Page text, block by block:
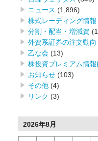
ニュース (1,896)
株式レーティング情報
分割・配当・増減資
外資系証券の注文動向
乙な会 (13)
株投資プレミアム情報
お知らせ (103)
その他 (4)
リンク (3)
2026年8月